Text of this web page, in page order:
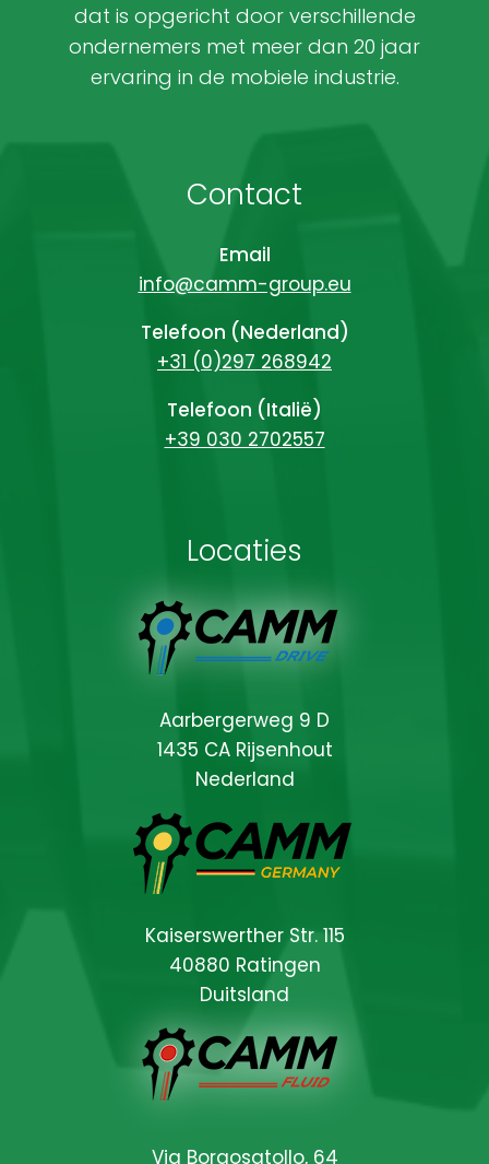
dat is opgericht door verschillende
ondernemers met meer dan 20 jaar
ervaring in de mobiele industrie.
Contact
Email
info@camm-group.eu
Telefoon (Nederland)
+31 (0)297 268942
Telefoon (Italië)
+39 030 2702557
Locaties
Aarbergerweg 9 D
1435 CA Rijsenhout
Nederland
Kaiserswerther Str. 115
40880 Ratingen
Duitsland
Via Borgosatollo, 64